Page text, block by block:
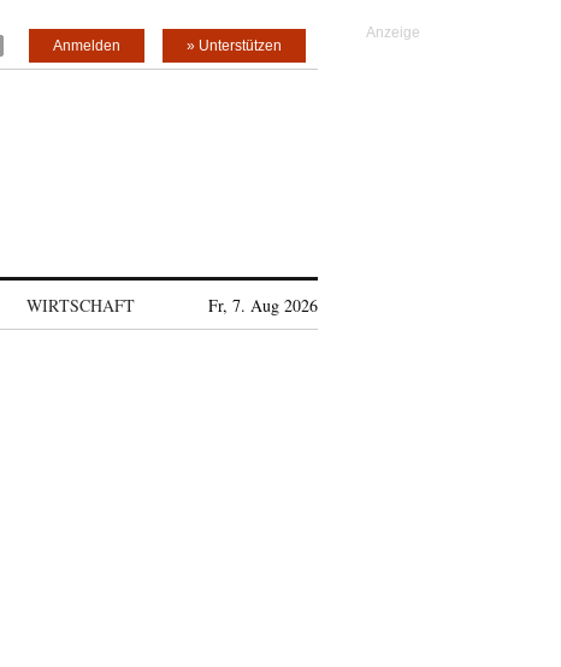
» Unterstützen
Anmelden
WIRTSCHAFT Fr, 7. Aug 2026